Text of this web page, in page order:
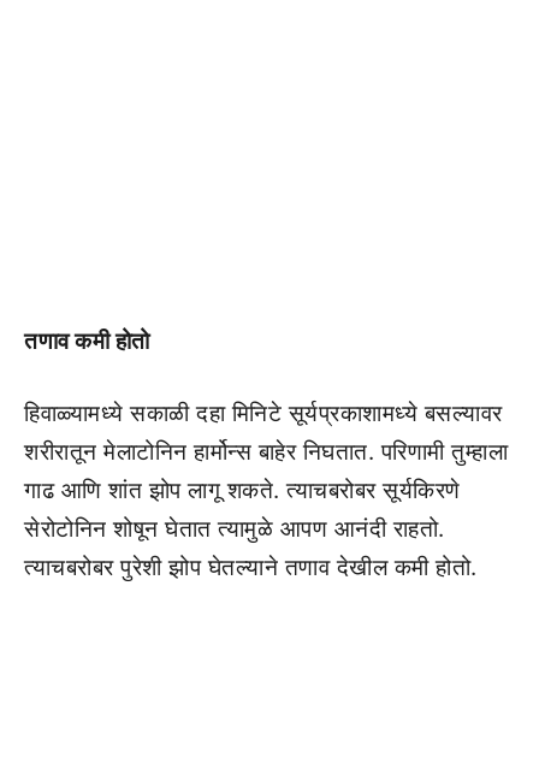
तणाव कमी होतो
हिवाळ्यामध्ये सकाळी दहा मिनिटे सूर्यप्रकाशामध्ये बसल्यावर
शरीरातून मेलाटोनिन हार्मोन्स बाहेर निघतात. परिणामी तुम्हाला
गाढ आणि शांत झोप लागू शकते. त्याचबरोबर सूर्यकिरणे
सेरोटोनिन शोषून घेतात त्यामुळे आपण आनंदी राहतो.
त्याचबरोबर पुरेशी झोप घेतल्याने तणाव देखील कमी होतो.